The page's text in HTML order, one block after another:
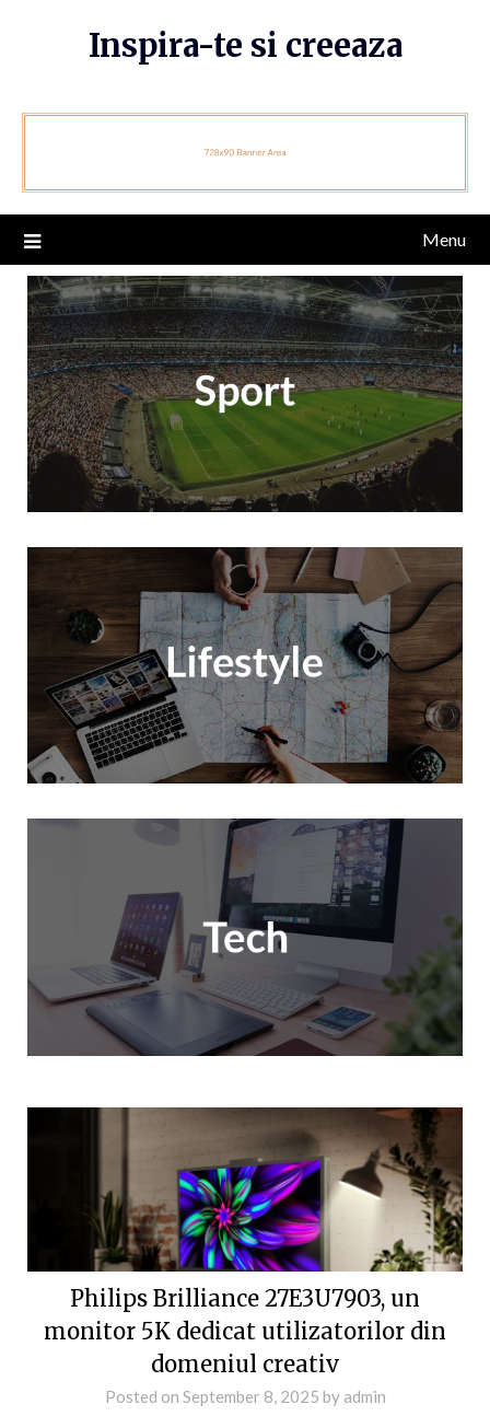
Inspira-te si creeaza
Menu
Philips Brilliance 27E3U7903, un
monitor 5K dedicat utilizatorilor din
domeniul creativ
Posted on September 8, 2025 by admin